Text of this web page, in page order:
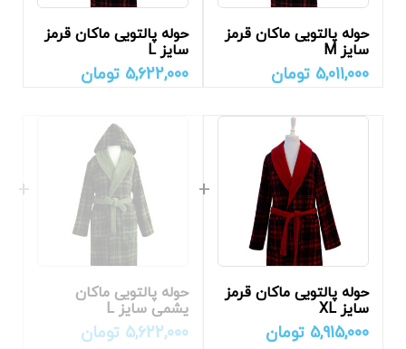
حوله پالتویی ماکان قرمز
سایز M
5,011,000 تومان
حوله پالتویی ماکان قرمز
سایز L
5,622,000 تومان
حوله پالتویی ماکان قرمز
سایز XL
5,915,000 تومان
حوله پالتویی ماکان
یشمی سایز L
5,622,000 تومان